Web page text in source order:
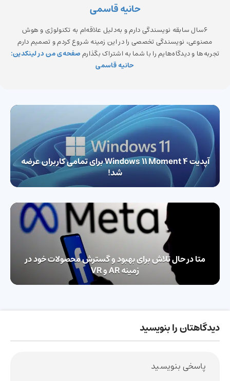
حانیه قاسمی
6سال سابقه نویسندگی دارم و به‌دلیل علاقه‌ام به تکنولوژی و هوش
مصنوعی، نویسندگی تخصصی را در این زمینه شروع کردم و تصمیم دارم
تجربه‌ها و دیدگاه‌هایم را با شما به اشتراک بگذارمصفحه‌ی من در لینکدین:
حانیه قاسمی
آپدیت Windows 11 Moment 4 برای تمامی کاربران عرضه
شد!
متا در حال تلاش برای بهبود و گسترش محصولات خود در
زمینه‌ AR و VR
دیدگاهتان را بنویسید